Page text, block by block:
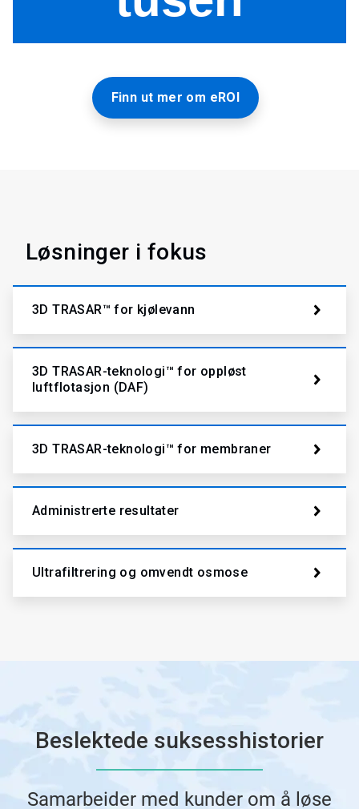
Finn ut mer om eROI
Løsninger i fokus
3D TRASAR™ for kjølevann
3D TRASAR-teknologi™ for oppløst
luftflotasjon (DAF)
3D TRASAR-teknologi™ for membraner
Administrerte resultater
Ultrafiltrering og omvendt osmose
Beslektede suksesshistorier
Samarbeider med kunder om å løse